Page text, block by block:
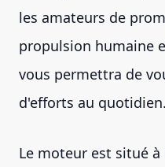
les amateurs de
propulsion humaine
vous permettra de
d'efforts au quotidien.
Le moteur est situé